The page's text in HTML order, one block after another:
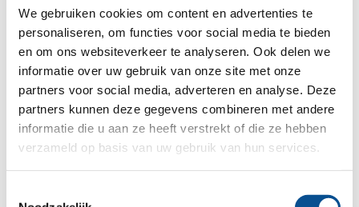
We gebruiken cookies om content en advertenties te
personaliseren, om functies voor social media te bieden
en om ons websiteverkeer te analyseren. Ook delen we
informatie over uw gebruik van onze site met onze
partners voor social media, adverteren en analyse. Deze
partners kunnen deze gegevens combineren met andere
informatie die u aan ze heeft verstrekt of die ze hebben
verzameld op basis van uw gebruik van hun services.
Nederland.
Zand wordt ongebonden toegepast als schone grond, en valt
onder de BRL 9313 certificering. (zand uit dynamische
wingebieden).
Diverse soorten zand hebben wij op voorraad op onze locaties.
Wij kunnen iedere hoeveelheid franco werk verzorgen; losgestort
of in handige Big Bags.
Grind